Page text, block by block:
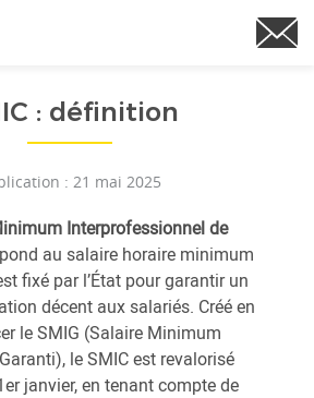
: définition
: 21 mai 2025
Interprofessionnel de
au salaire horaire minimum
fixé par l’État pour garantir un
décent aux salariés. Créé en
le SMIG (Salaire Minimum
le SMIC est revalorisé
janvier, en tenant compte de